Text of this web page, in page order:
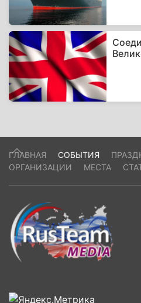
ГЛАВНАЯ СОБЫТИЯ
ОРГАНИЗАЦИИ
МЕСТА